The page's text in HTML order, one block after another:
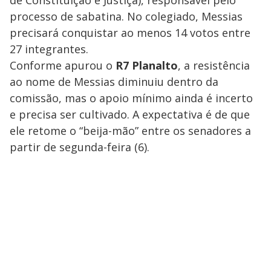
processo de sabatina. No colegiado, Messias
precisará conquistar ao menos 14 votos entre
27 integrantes.
Conforme apurou o R7 Planalto, a resistência
ao nome de Messias diminuiu dentro da
comissão, mas o apoio mínimo ainda é incerto
e precisa ser cultivado. A expectativa é de que
ele retome o “beija-mão” entre os senadores a
partir de segunda-feira (6).